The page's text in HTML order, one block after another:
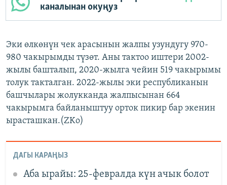
каналынан окуңуз
Эки өлкөнүн чек арасынын жалпы узундугу 970-
980 чакырымды түзөт. Аны тактоо иштери 2002-
жылы башталып, 2020-жылга чейин 519 чакырымы
толук такталган. 2022-жылы эки республиканын
башчылары жолукканда жалпысынан 664
чакырымга байланыштуу орток пикир бар экенин
ырасташкан.(ZKo)
ДАГЫ КАРАҢЫЗ
Аба ырайы: 25-февралда күн ачык болот